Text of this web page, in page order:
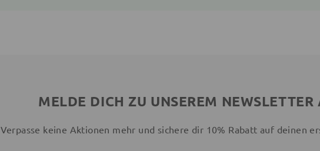
MELDE DICH ZU UNSEREM NEWSLETTER
Verpasse keine Aktionen mehr und sichere dir 10% Rabatt auf deinen